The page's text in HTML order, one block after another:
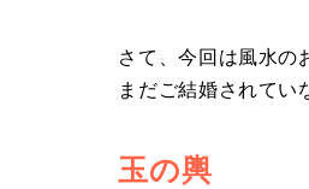
さて、今回は風水の
まだご結婚されてい
玉の輿